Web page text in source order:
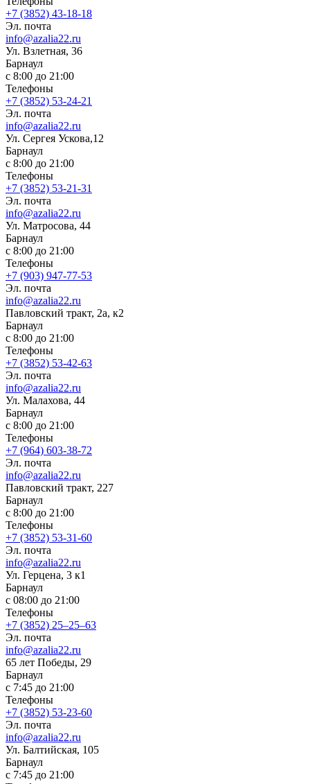
+7 (3852) 43-18-18
Эл. почта
info@azalia22.ru
Ул. Взлетная, 36
Барнаул
с 8:00 до 21:00
Телефоны
+7 (3852) 53-24-21
Эл. почта
info@azalia22.ru
Ул. Сергея Ускова,12
Барнаул
с 8:00 до 21:00
Телефоны
+7 (3852) 53-21-31
Эл. почта
info@azalia22.ru
Ул. Матросова, 44
Барнаул
с 8:00 до 21:00
Телефоны
+7 (903) 947-77-53
Эл. почта
info@azalia22.ru
Павловский тракт, 2а, к2
Барнаул
с 8:00 до 21:00
Телефоны
+7 (3852) 53-42-63
Эл. почта
info@azalia22.ru
Ул. Малахова, 44
Барнаул
с 8:00 до 21:00
Телефоны
+7 (964) 603-38-72
Эл. почта
info@azalia22.ru
Павловский тракт, 227
Барнаул
с 8:00 до 21:00
Телефоны
+7 (3852) 53-31-60
Эл. почта
info@azalia22.ru
Ул. ​Герцена, 3 к1
Барнаул
с 08:00 до 21:00
Телефоны
+7 (3852) 25‒25‒63
Эл. почта
info@azalia22.ru
65 лет Победы, 29
Барнаул
с 7:45 до 21:00
Телефоны
+7 (3852) 53-23-60
Эл. почта
info@azalia22.ru
Ул. Балтийская, 105
Барнаул
с 7:45 до 21:00